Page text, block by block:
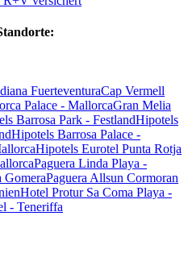
FuerteventuraCap Vermell
Palace - MallorcaGran Melia
Barrosa Park - FestlandHipotels
Hipotels Barrosa Palace -
Hipotels Eurotel Punta Rotja
Paguera Linda Playa -
GomeraPaguera Allsun Cormoran
Hotel Protur Sa Coma Playa -
- Teneriffa